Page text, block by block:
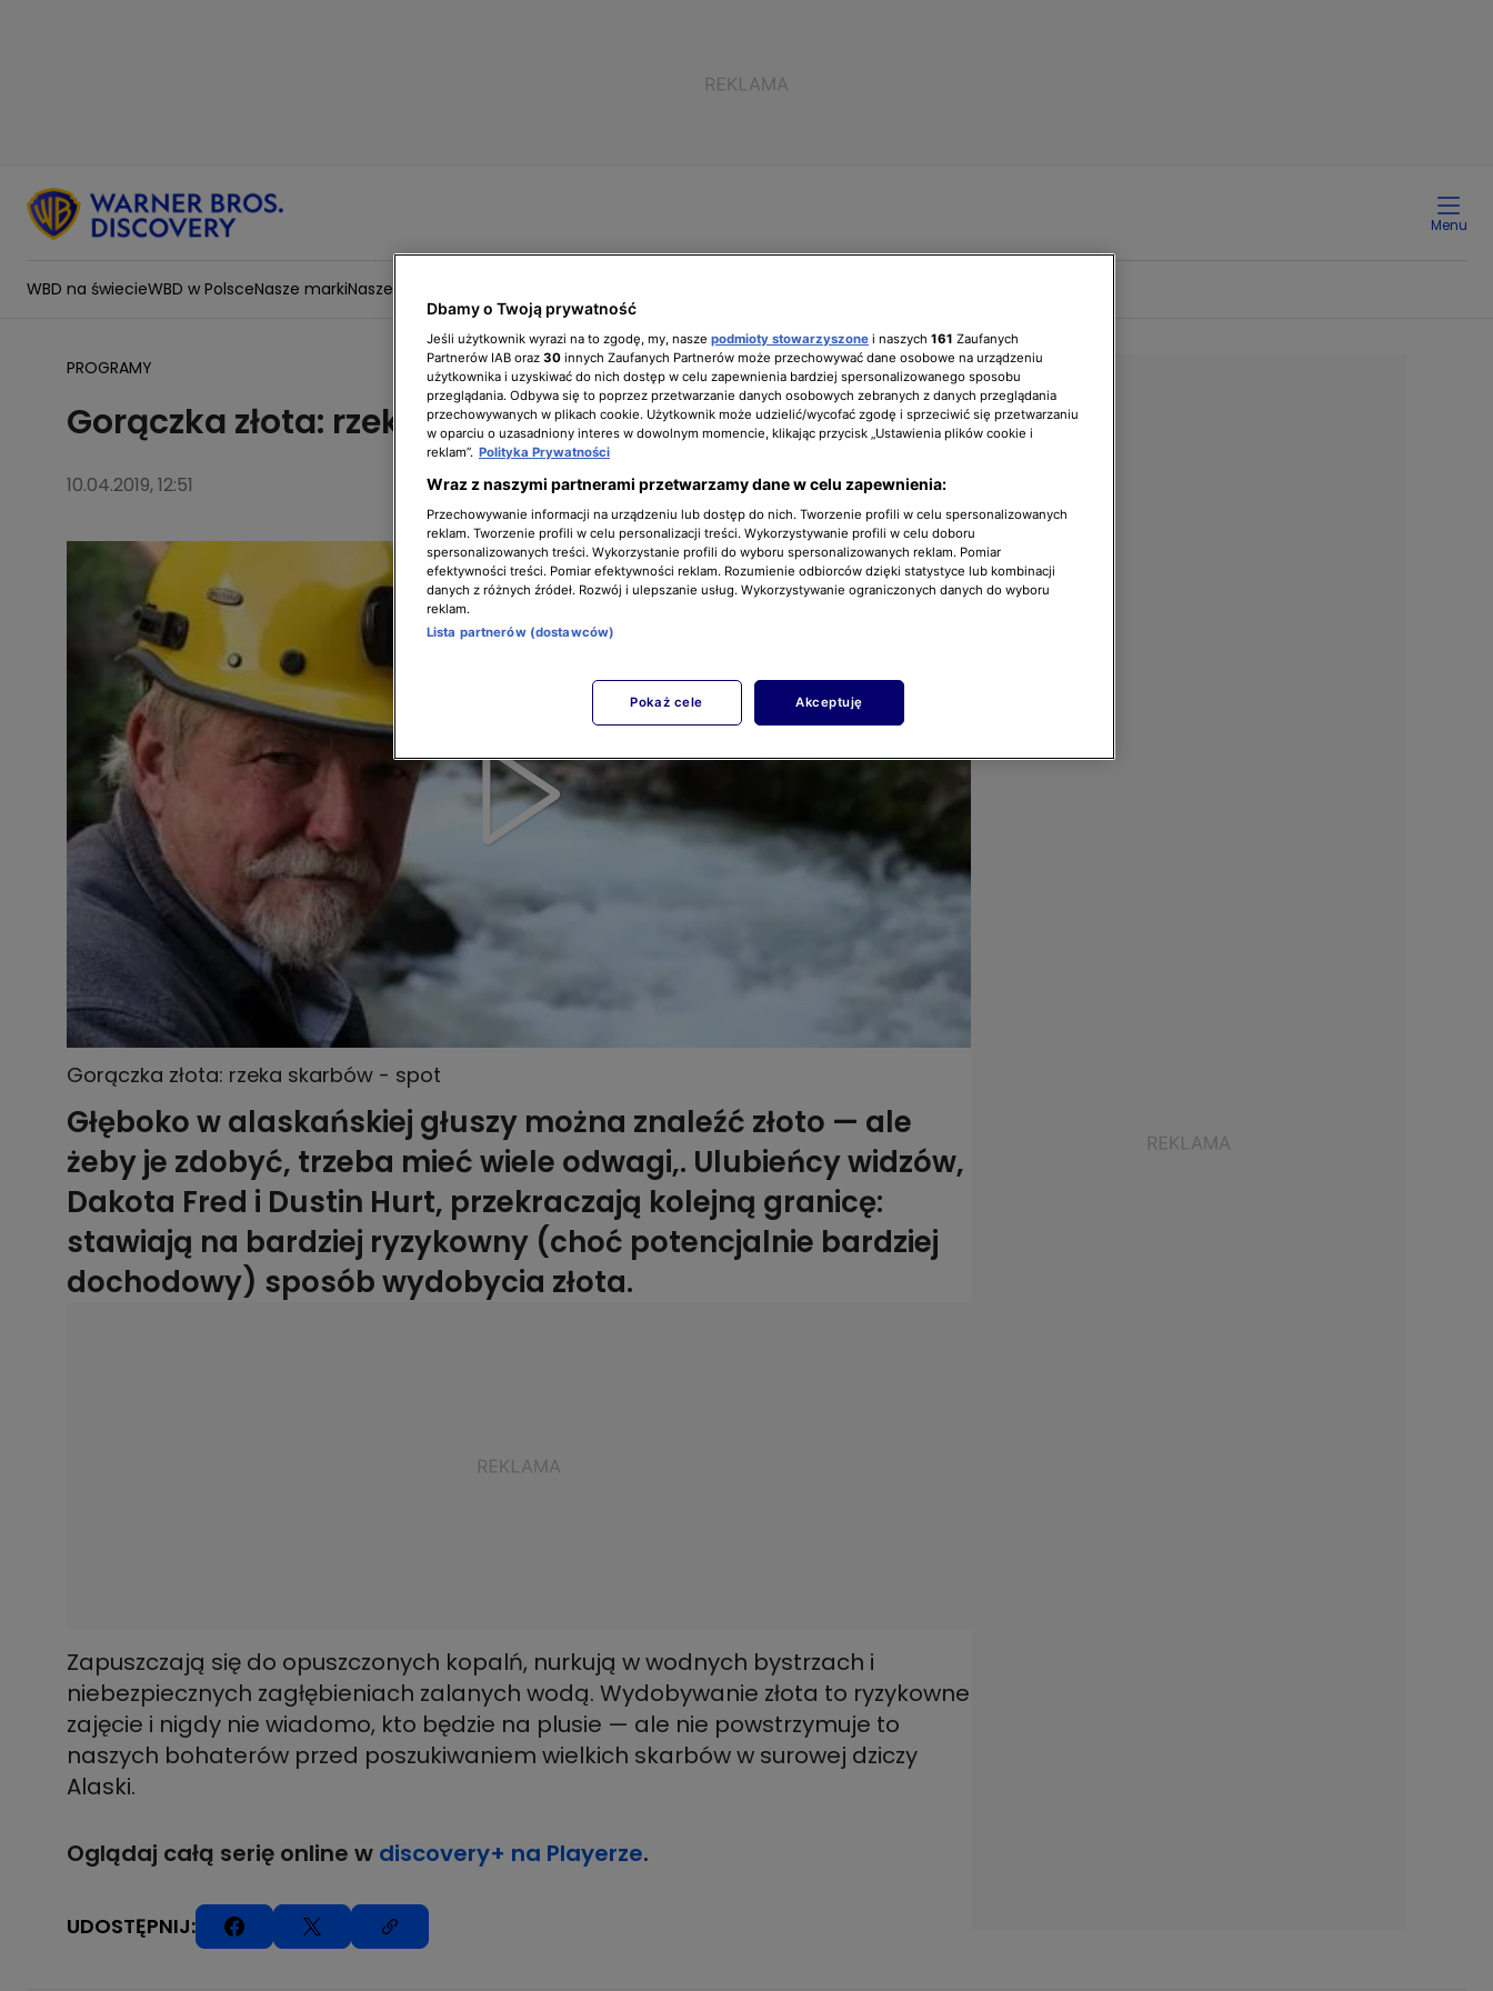
Menu
WBD na świecieWBD w PolsceNasze markiNasze wartości
PROGRAMY
Gorączka złota: rzeka skarbów
10.04.2019, 12:51
Gorączka złota: rzeka skarbów - spot
Głęboko w alaskańskiej głuszy można znaleźć złoto — ale
żeby je zdobyć, trzeba mieć wiele odwagi,. Ulubieńcy widzów,
Dakota Fred i Dustin Hurt, przekraczają kolejną granicę:
stawiają na bardziej ryzykowny (choć potencjalnie bardziej
dochodowy) sposób wydobycia złota.
Zapuszczają się do opuszczonych kopalń, nurkują w wodnych bystrzach i
niebezpiecznych zagłębieniach zalanych wodą. Wydobywanie złota to ryzykowne
zajęcie i nigdy nie wiadomo, kto będzie na plusie — ale nie powstrzymuje to
naszych bohaterów przed poszukiwaniem wielkich skarbów w surowej dziczy
Alaski.
Oglądaj całą serię online w discovery+ na Playerze.
UDOSTĘPNIJ:
Dbamy o Twoją prywatność
Jeśli użytkownik wyrazi na to zgodę, my, nasze podmioty stowarzyszone i naszych 161 Zaufanych
Partnerów IAB oraz 30 innych Zaufanych Partnerów może przechowywać dane osobowe na urządzeniu
użytkownika i uzyskiwać do nich dostęp w celu zapewnienia bardziej spersonalizowanego sposobu
przeglądania. Odbywa się to poprzez przetwarzanie danych osobowych zebranych z danych przeglądania
przechowywanych w plikach cookie. Użytkownik może udzielić/wycofać zgodę i sprzeciwić się przetwarzaniu
w oparciu o uzasadniony interes w dowolnym momencie, klikając przycisk „Ustawienia plików cookie i
reklam”. Polityka Prywatności
Wraz z naszymi partnerami przetwarzamy dane w celu zapewnienia:
Przechowywanie informacji na urządzeniu lub dostęp do nich. Tworzenie profili w celu spersonalizowanych
reklam. Tworzenie profili w celu personalizacji treści. Wykorzystywanie profili w celu doboru
spersonalizowanych treści. Wykorzystanie profili do wyboru spersonalizowanych reklam. Pomiar
efektywności treści. Pomiar efektywności reklam. Rozumienie odbiorców dzięki statystyce lub kombinacji
danych z różnych źródeł. Rozwój i ulepszanie usług. Wykorzystywanie ograniczonych danych do wyboru
reklam.
Lista partnerów (dostawców)
Pokaż cele Akceptuję